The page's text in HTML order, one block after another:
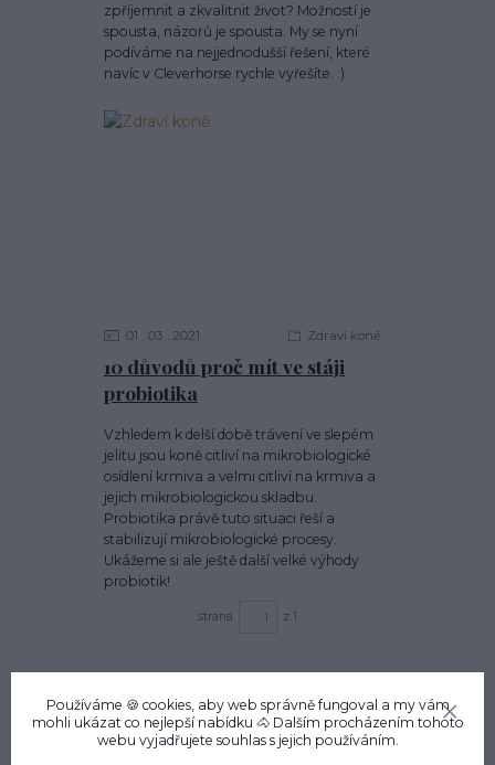
zpříjemnit a zkvalitnit život? Možností je
spousta, názorů je spousta. My se nyní
podíváme na nejjednodušší řešení, které
navíc v Cleverhorse rychle vyřešíte. :)
10 důvodů proč mít ve stáji
probiotika
01 03 2021 Zdraví koně
Vzhledem k delší době trávení ve slepém
jelitu jsou koně citliví na mikrobiologické
osídlení krmiva a velmi citliví na krmiva a
jejich mikrobiologickou skladbu.
Probiotika právě tuto situaci řeší a
stabilizují mikrobiologické procesy.
Ukážeme si ale ještě další velké výhody
probiotik!
strana z 1
Používáme 🍪 cookies, aby web správně fungoval a my vám
mohli ukázat co nejlepší nabídku 🐴 Dalším procházením tohoto
webu vyjadřujete souhlas s jejich používáním.